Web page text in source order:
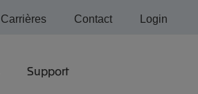
Support
Carrières Contact Login